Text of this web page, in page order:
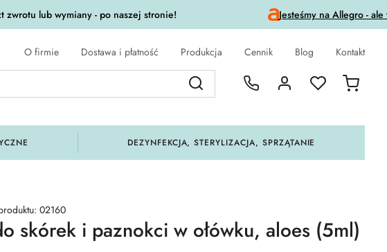
zwrotu lub wymiany - po naszej stronie! Jesteśmy na Allegro -
O firmie Dostawa i płatność Produkcja Cennik Blog Kontakt
DEZYNFEKCJA, STERYLIZACJA, SPRZĄTANIE
02160
skórek i paznokci w ołówku, aloes (5ml)